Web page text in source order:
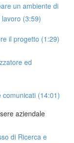
un ambiente di
(3:59)
il progetto (1:29)
ed
comunicati (14:01)
aziendale
di Ricerca e